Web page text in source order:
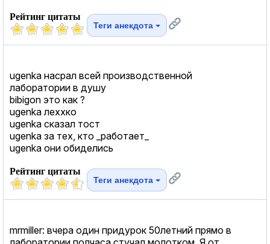
Рейтинг цитаты
Теги анекдота
ugenka насрал всей производственной
лаборатории в душу
bibigon это как ?
ugenka леххко
ugenka сказал тост
ugenka за тех, кто _работает_
ugenka они обиделись
Рейтинг цитаты
Теги анекдота
mrmiller: вчера один придурок 50летний прямо в